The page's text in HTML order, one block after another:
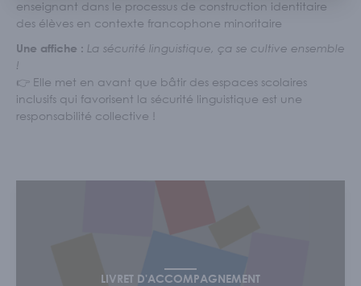
enseignant dans le processus de construction identitaire
des élèves en contexte francophone minoritaire
Une affiche : La sécurité linguistique, ça se cultive ensemble
!
👉 Elle met en avant que bâtir des espaces scolaires
inclusifs qui favorisent la sécurité linguistique est une
responsabilité collective !
LIVRET D'ACCOMPAGNEMENT